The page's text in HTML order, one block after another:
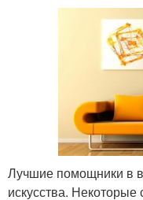
Лучшие помощники в
искусства. Некоторые